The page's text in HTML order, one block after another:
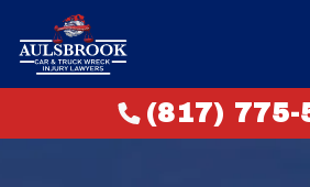
(817) 775-